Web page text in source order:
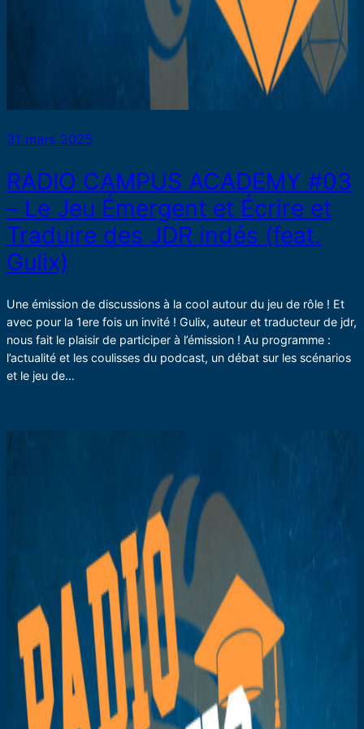
31 mars 2025
RADIO CAMPUS ACADEMY #03
– Le Jeu Émergent et Écrire et
Traduire des JDR indés (feat.
Gulix)
Une émission de discussions à la cool autour du jeu de rôle ! Et
avec pour la 1ere fois un invité ! Gulix, auteur et traducteur de jdr,
nous fait le plaisir de participer à l’émission ! Au programme :
l’actualité et les coulisses du podcast, un débat sur les scénarios
et le jeu de…